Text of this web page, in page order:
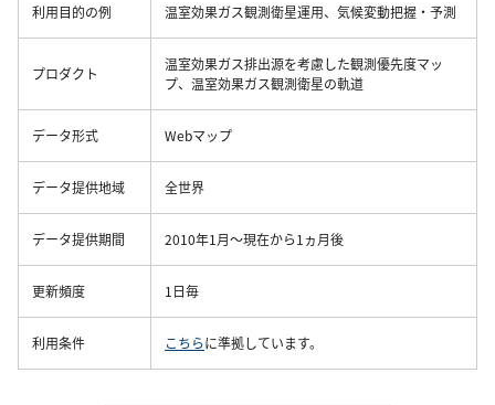
利用目的の例 温室効果ガス観測衛星運用、気候変動把握・予測
プロダクト
温室効果ガス排出源を考慮した観測優先度マッ
プ、温室効果ガス観測衛星の軌道
データ形式 Webマップ
データ提供地域 全世界
データ提供期間 2010年1月～現在から1ヵ月後
更新頻度 1日毎
利用条件 こちらに準拠しています。